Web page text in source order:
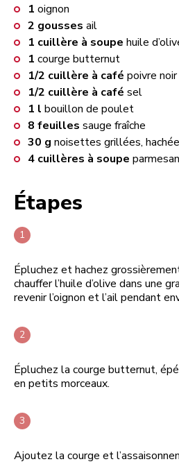
1 oignon
2 gousses ail
1 cuillère à soupe huile
1 courge butternut
1/2 cuillère à café poivre noir
1/2 cuillère à café sel
1 l bouillon de poulet
8 feuilles sauge fraîche
30 g noisettes grillées,
4 cuillères à soupe
Étapes
Épluchez et hachez
chauffer l’huile d’olive dans une
revenir l’oignon et l’ail pendant
Épluchez la courge butternut,
en petits morceaux.
Ajoutez la courge et